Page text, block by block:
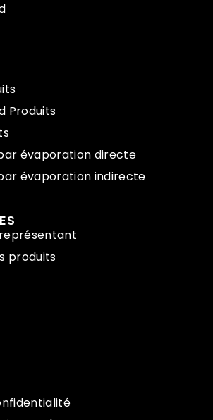
Produits
évaporation directe
évaporation indirecte
produits